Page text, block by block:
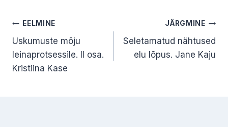
Navigeerimine
EELMINE
Uskumuste mõju
leinaprotsessile. II osa.
Kristiina Kase
JÄRGMINE
Seletamatud nähtused
elu lõpus. Jane Kaju